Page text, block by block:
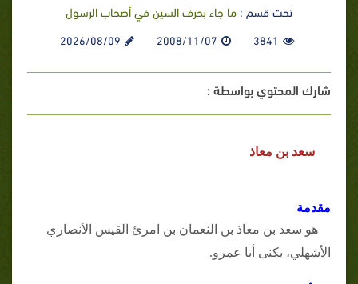
تحت قسم : ما جاء بحرف السين في أصحاب الرسول
3841
2008/11/07
2026/08/09
شارك المحتوي بواسطة :
سعد بن معاذ
مقدمة
هو سعد بن معاذ بن النعمان بن امرئ القيس الأنصاري
الأشهلي، يكنى أبا عمرو.